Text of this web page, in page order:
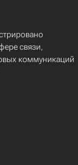
связи,
коммуникаций